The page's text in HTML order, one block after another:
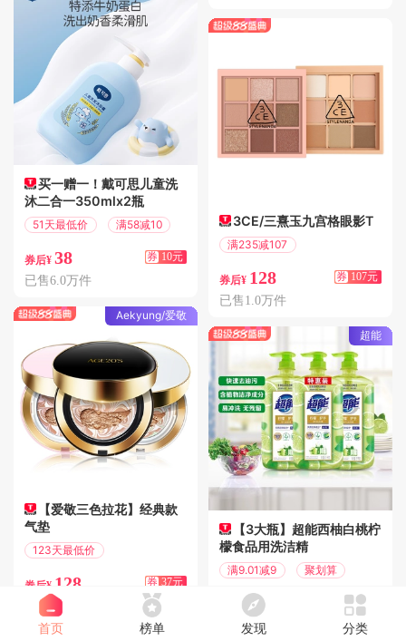
买一赠一！戴可思儿童洗
沐二合一350mlx2瓶
51天最低价 满58减10
券后¥ 38 券 10元
已售6.0万件
Aekyung/爱敬
【爱敬三色拉花】经典款
气垫
123天最低价
券后¥ 128 券 37元
已售30.0万件
3CE/三熹玉九宫格眼影T
满235减107
券后¥ 128 券 107元
已售1.0万件
超能
【3大瓶】超能西柚白桃柠
檬食品用洗洁精
满9.01减9 聚划算
18.9 券 9元
已售30.0万件
首页 榜单 发现 分类